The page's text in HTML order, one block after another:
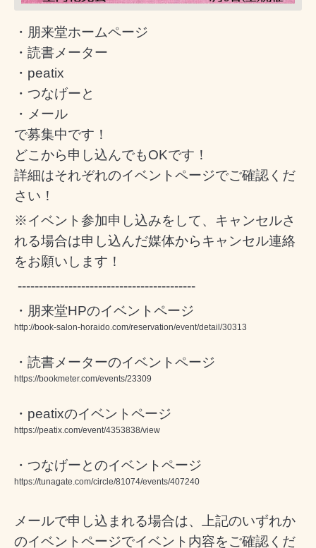
・朋来堂ホームページ
・読書メーター
・peatix
・つなげーと
・メール
で募集中です！
どこから申し込んでもOKです！
詳細はそれぞれのイベントページでご確認くだ
さい！
※イベント参加申し込みをして、キャンセルさ
れる場合は申し込んだ媒体からキャンセル連絡
をお願いします！
------------------------------------------
・朋来堂HPのイベントページ
http://book-salon-horaido.com/reservation/event/detail/30313
・読書メーターのイベントページ
https://bookmeter.com/events/23309
・peatixのイベントページ
https://peatix.com/event/4353838/view
・つなげーとのイベントページ
https://tunagate.com/circle/81074/events/407240
メールで申し込まれる場合は、上記のいずれか
のイベントページでイベント内容をご確認くだ